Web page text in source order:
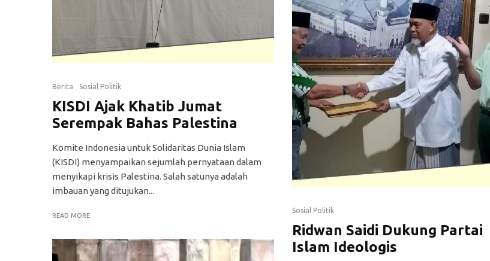
Berita Sosial Politik
KISDI Ajak Khatib Jumat
Serempak Bahas Palestina
Komite Indonesia untuk Solidaritas Dunia Islam
(KISDI) menyampaikan sejumlah pernyataan dalam
menyikapi krisis Palestina. Salah satunya adalah
imbauan yang ditujukan...
READ MORE
Sosial Politik
Ridwan Saidi Dukung Partai
Islam Ideologis